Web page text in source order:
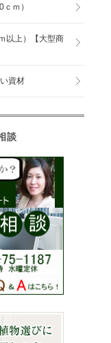
ｍ）
以上）【大型商
資材
談